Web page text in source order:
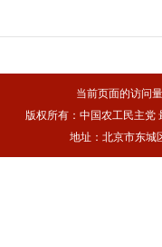
当前页面的访问
版权所有：中国农工民主党
地址：北京市东城